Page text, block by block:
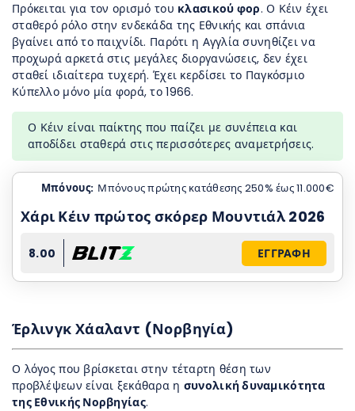
Πρόκειται για τον ορισμό του κλασικού φορ. Ο Κέιν έχει
σταθερό ρόλο στην ενδεκάδα της Εθνικής και σπάνια
βγαίνει από το παιχνίδι. Παρότι η Αγγλία συνηθίζει να
προχωρά αρκετά στις μεγάλες διοργανώσεις, δεν έχει
σταθεί ιδιαίτερα τυχερή. Έχει κερδίσει το Παγκόσμιο
Κύπελλο μόνο μία φορά, το 1966.
Ο Κέιν είναι παίκτης που παίζει με συνέπεια και
αποδίδει σταθερά στις περισσότερες αναμετρήσεις.
Μπόνους: Μπόνους πρώτης κατάθεσης 250% έως 11.000€
Χάρι Κέιν πρώτος σκόρερ Μουντιάλ 2026
8.00 ΕΓΓΡΑΦΗ
Έρλινγκ Χάαλαντ (Νορβηγία)
Ο λόγος που βρίσκεται στην τέταρτη θέση των
προβλέψεων είναι ξεκάθαρα η συνολική δυναμικότητα
της Εθνικής Νορβηγίας.